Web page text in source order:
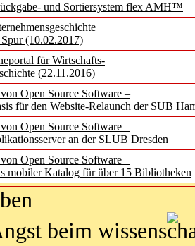
und Sortiersystem flex AMH™
(10.02.2017)
für Wirtschafts-
(22.11.2016)
Open Source Software –
für den Website-Relaunch der SUB
Open Source Software –
an der SLUB Dresden
Open Source Software –
mobiler Katalog für über 15 Bibliotheken
bis
in der
unterwegs
Social Media
beim